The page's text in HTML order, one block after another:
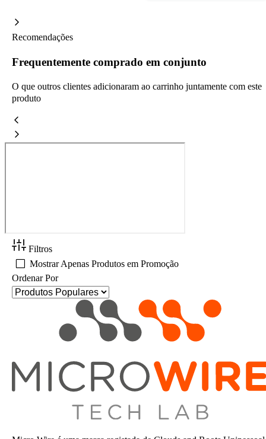
Recomendações
Frequentemente comprado em conjunto
O que outros clientes adicionaram ao carrinho juntamente com este
produto
Filtros
Mostrar Apenas Produtos em Promoção
Ordenar Por